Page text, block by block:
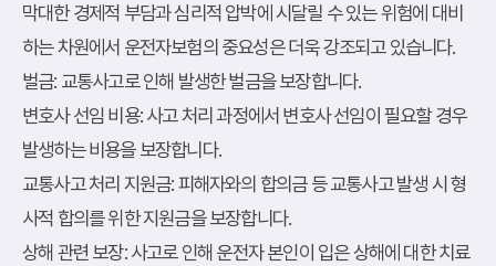
막대한 경제적 부담과 심리적 압박에 시달릴 수 있는 위험에 대비
하는 차원에서 운전자보험의 중요성은 더욱 강조되고 있습니다.
벌금: 교통사고로 인해 발생한 벌금을 보장합니다.
변호사 선임 비용: 사고 처리 과정에서 변호사 선임이 필요할 경우
발생하는 비용을 보장합니다.
교통사고 처리 지원금: 피해자와의 합의금 등 교통사고 발생 시 형
사적 합의를 위한 지원금을 보장합니다.
상해 관련 보장: 사고로 인해 운전자 본인이 입은 상해에 대한 치료